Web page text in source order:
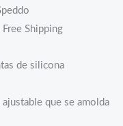
Free Shipping
de silicona
que se amolda